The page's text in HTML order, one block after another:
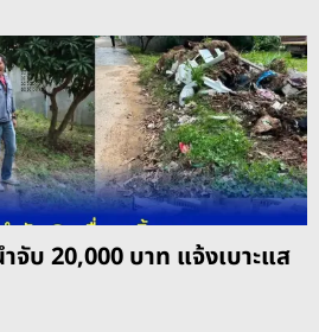
จับ 20,000 บาท แจ้งเบาะแส